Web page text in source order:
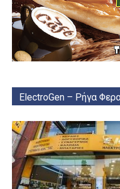
ElectroGen – Ρήγα